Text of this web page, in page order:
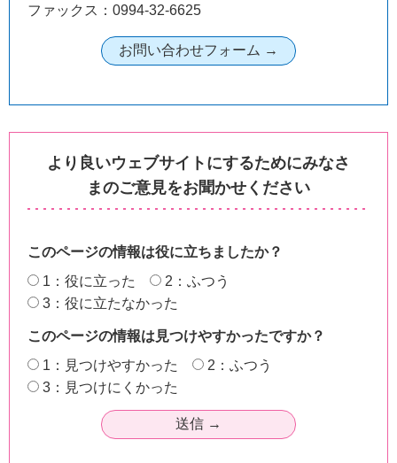
ファックス：0994-32-6625
より良いウェブサイトにするためにみなさ
まのご意見をお聞かせください
このページの情報は役に立ちましたか？
1：役に立った
2：ふつう
3：役に立たなかった
このページの情報は見つけやすかったですか？
1：見つけやすかった
2：ふつう
3：見つけにくかった